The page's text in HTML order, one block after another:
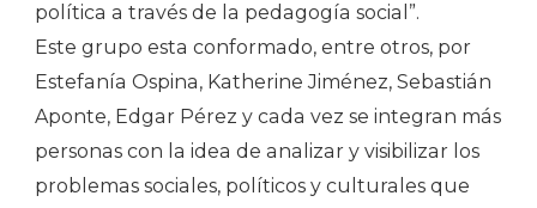
política a través de la pedagogía social”.
Este grupo esta conformado, entre otros, por
Estefanía Ospina, Katherine Jiménez, Sebastián
Aponte, Edgar Pérez y cada vez se integran más
personas con la idea de analizar y visibilizar los
problemas sociales, políticos y culturales que